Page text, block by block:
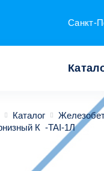
Санкт-
Каталог
К -TAI-1Л